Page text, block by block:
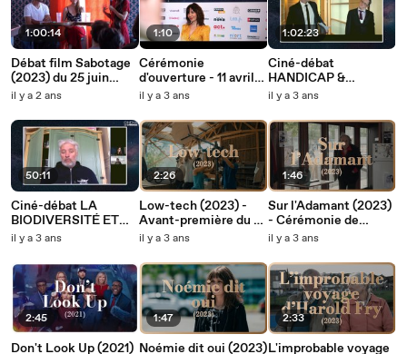
1:00:14
Débat film Sabotage
(2023) du 25 juin
2024
il y a 2 ans
50:11
Ciné-débat LA
BIODIVERSITÉ ET
LES LIMITES
12ème édition
il y a 3 ans
2:45
Don't Look Up (2021)
1:10
Cérémonie
d'ouverture - 11 avril
2023
il y a 3 ans
2:26
Low-tech (2023) -
Avant-première du 14
avril au Grand Rex !
il y a 3 ans
1:47
Noémie dit oui (2023)
1:02:23
Ciné-débat
HANDICAP &
INCLUSION / 12ème
il y a 3 ans
1:46
Sur l'Adamant (2023)
- Cérémonie de
clôture du 16 avril au
il y a 3 ans
2:33
L'improbable voyage